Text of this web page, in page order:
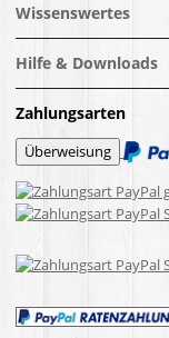
Wissenswertes
Hilfe & Downloads
Zahlungsarten